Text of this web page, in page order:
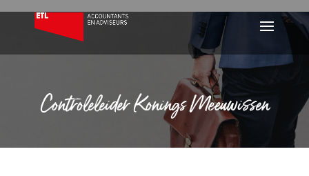
Controleleider Konings Meeuwissen